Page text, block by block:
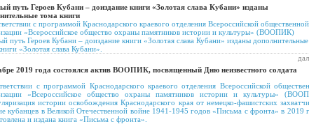
путь Героев Кубани – доиздание книги «Золотая слава Кубани» изданы
тома книги
с программой Краснодарского краевого отделения Всероссийской общественной
«Всероссийское общество охраны памятников истории и культуры» (ВООПИК)
путь Героев Кубани – доиздание книги «Золотая слава Кубани» изданы дополнительные
«Золотая слава Кубани».
2019 года состоялся актив ВООПИК, посвященный Дню неизвестного солдата
с программой Краснодарского краевого отделения Всероссийской
«Всероссийское общество охраны памятников истории и культуры»
истории освобождения Краснодарского края от немецко-фашистских
кубанцев в Великой Отечественной войне 1941-1945 годов «Письма с фронта» в 2019
и издана книга «Письма с фронта».